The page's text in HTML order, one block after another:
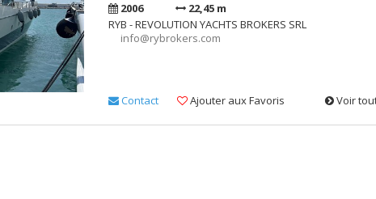
2006
22,45 m
RYB - REVOLUTION YACHTS BROKERS SRL
info@rybrokers.com
Contact Ajouter aux Favoris Voir